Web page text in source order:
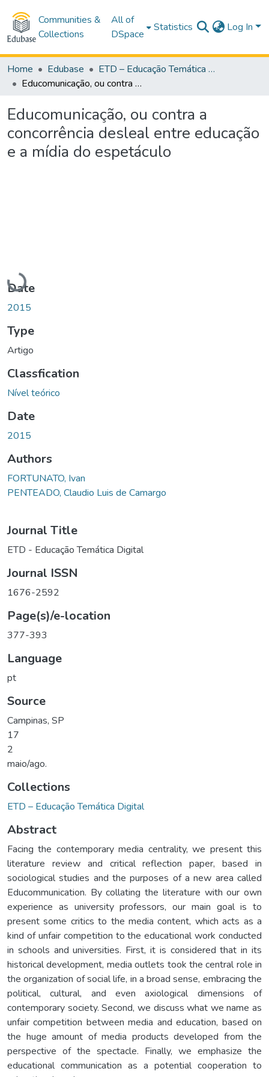
Communities &
Collections
All of
DSpace
Statistics Log In
Home Edubase
ETD – Educação Temática Digital
Educomunicação, ou contra a concorrência desleal entre educação e a mídia do espetáculo
Educomunicação, ou contra a
concorrência desleal entre educação
e a mídia do espetáculo
Loading...
Date
2015
Type
Artigo
Classfication
Nível teórico
Date
2015
Authors
FORTUNATO, Ivan
PENTEADO, Claudio Luis de Camargo
Journal Title
ETD - Educação Temática Digital
Journal ISSN
1676-2592
Page(s)/e-location
377-393
Language
pt
Source
Campinas, SP
17
2
maio/ago.
Collections
ETD – Educação Temática Digital
Abstract
Facing the contemporary media centrality, we present this
literature review and critical reflection paper, based in
sociological studies and the purposes of a new area called
Educommunication. By collating the literature with our own
experience as university professors, our main goal is to
present some critics to the media content, which acts as a
kind of unfair competition to the educational work conducted
in schools and universities. First, it is considered that in its
historical development, media outlets took the central role in
the organization of social life, in a broad sense, embracing the
political, cultural, and even axiological dimensions of
contemporary society. Second, we discuss what we name as
unfair competition between media and education, based on
the huge amount of media products developed from the
perspective of the spectacle. Finally, we emphasize the
educational communication as a potential cooperation to